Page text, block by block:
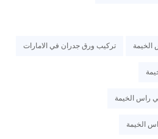
تركيب ورق جدران في الامارات
راس الخيمة
الخيمة